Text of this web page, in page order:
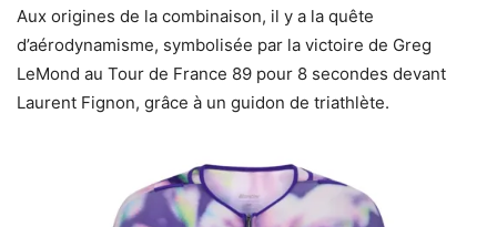
Aux origines de la combinaison, il y a la quête
d’aérodynamisme, symbolisée par la victoire de Greg
LeMond au Tour de France 89 pour 8 secondes devant
Laurent Fignon, grâce à un guidon de triathlète.